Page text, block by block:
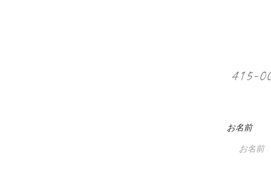
415-
お名前